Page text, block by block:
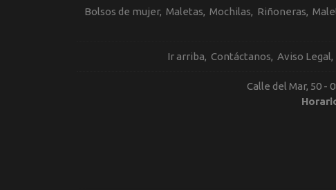
Bolsos de mujer Maletas Mochilas Riñoneras
Ir arriba Contáctanos Aviso Legal
Calle del Mar, 50 -